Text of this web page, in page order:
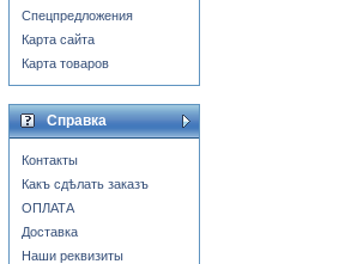
Спецпредложения
Карта сайта
Карта товаров
Справка
Контакты
Какъ сдѣлать заказъ
ОПЛАТА
Доставка
Наши реквизиты